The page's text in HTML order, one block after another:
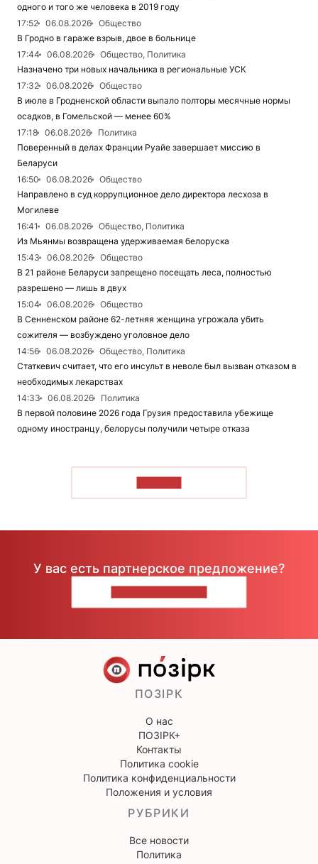
одного и того же человека в 2019 году
17:52
06.08.2026
Общество
В Гродно в гараже взрыв, двое в больнице
17:44
06.08.2026
Общество, Политика
Назначено три новых начальника в региональные УСК
17:32
06.08.2026
Общество
В июле в Гродненской области выпало полторы месячные нормы
осадков, в Гомельской — менее 60%
17:18
06.08.2026
Политика
Поверенный в делах Франции Руайе завершает миссию в
Беларуси
16:50
06.08.2026
Общество
Направлено в суд коррупционное дело директора лесхоза в
Могилеве
16:41
06.08.2026
Общество, Политика
Из Мьянмы возвращена удерживаемая белоруска
15:43
06.08.2026
Общество
В 21 районе Беларуси запрещено посещать леса, полностью
разрешено — лишь в двух
15:04
06.08.2026
Общество
В Сенненском районе 62-летняя женщина угрожала убить
сожителя — возбуждено уголовное дело
14:56
06.08.2026
Общество, Политика
Статкевич считает, что его инсульт в неволе был вызван отказом в
необходимых лекарствах
14:33
06.08.2026
Политика
В первой половине 2026 года Грузия предоставила убежище
одному иностранцу, белорусы получили четыре отказа
У вас есть партнерское предложение?
ПОЗІРК
О нас
ПОЗІРК+
Контакты
Политика cookie
Политика конфиденциальности
Положения и условия
РУБРИКИ
Все новости
Политика